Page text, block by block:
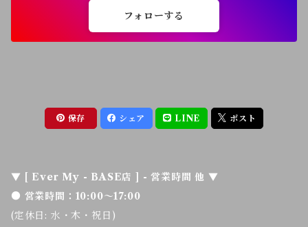
フォローする
保存 シェア LINE ポスト
▼ [ Ever My - BASE店 ] - 営業時間 他 ▼
● 営業時間：10:00～17:00
(定休日: 水・木・祝日)